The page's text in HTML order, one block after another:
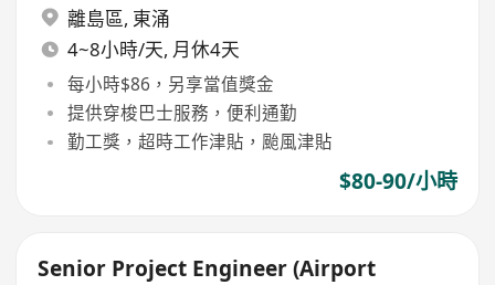
離島區, 東涌
4~8小時/天, 月休4天
每小時$86，另享當值獎金
提供穿梭巴士服務，便利通勤
勤工獎，超時工作津貼，颱風津貼
$80-90/小時
Senior Project Engineer (Airport